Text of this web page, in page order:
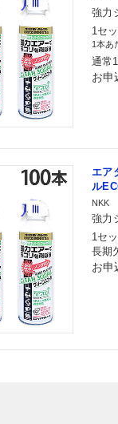
強力
1セ
1本あ
通常
お申
エア
ル
NKK
強力
1セ
長期
お申